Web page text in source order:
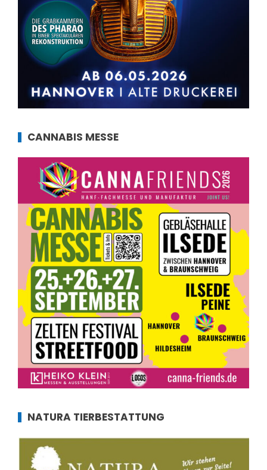
CANNABIS MESSE
NATURA TIERBESTATTUNG